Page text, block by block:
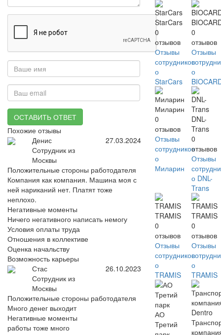
ОСТАВИТЬ ОТВЕТ
Похожие отзывы
Денис
Сотрудник из
Москвы
27.03.2024
Положительные стороны работодателя
Компания как компания. Машина моя с
ней нариканий нет. Платят тоже
неплохо.
Негативные моменты
Ничего негативного написать немогу
Условия оплаты труда
Отношения в коллективе
Оценка начальству
Возможность карьеры
Стас
Сотрудник из
Москвы
26.10.2023
Положительные стороны работодателя
Много денег выходит
Негативные моменты
работы тоже много
StarCars
0
отзывов
Отзывы
сотрудников
о
StarCars
0
отзывов
Отзывы
о
Миларин
0
отзывов
Отзывы
сотрудников
о
Миларин
DNL-
Trans
0
отзывов
Отзывы
о DNL-
Trans
TRAMIS
0
отзывов
Отзывы
сотрудников
о
TRAMIS
TRAMIS
0
отзывов
Отзывы
о
TRAMIS
АО
Третий